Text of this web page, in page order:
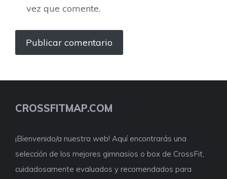
vez que comente.
CROSSFITMAP.COM
¡Bienvenido/a nuestra web! Aquí encontrarás una
selección de los mejores gimnasios o box de CrossFit,
cuidadosamente evaluados y recomendados para